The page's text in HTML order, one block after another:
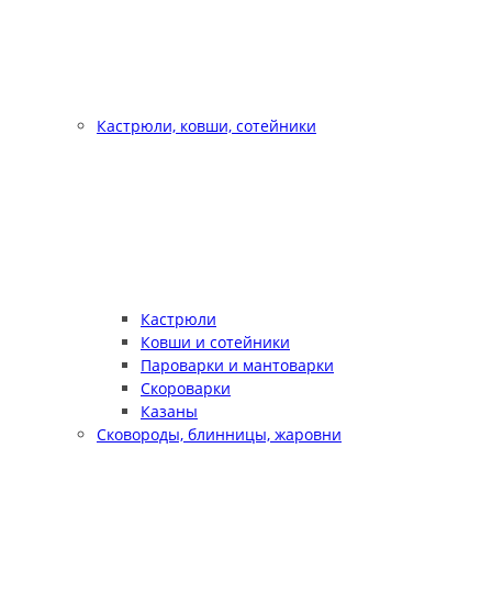
Кастрюли, ковши, сотейники
Кастрюли
Ковши и сотейники
Пароварки и мантоварки
Скороварки
Казаны
Сковороды, блинницы, жаровни